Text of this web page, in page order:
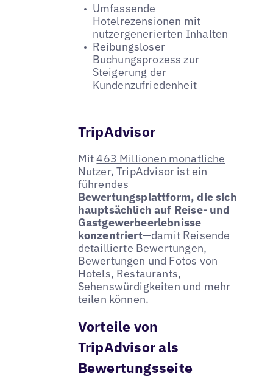
Umfassende
Hotelrezensionen mit
nutzergenerierten Inhalten
Reibungsloser
Buchungsprozess zur
Steigerung der
Kundenzufriedenheit
TripAdvisor
Mit463 Millionen monatliche
Nutzer, TripAdvisor ist ein
führendes
Bewertungsplattform, die sich
hauptsächlich auf Reise- und
Gastgewerbeerlebnisse
konzentriert—damit Reisende
detaillierte Bewertungen,
Bewertungen und Fotos von
Hotels, Restaurants,
Sehenswürdigkeiten und mehr
teilen können.
Vorteile von
TripAdvisor als
Bewertungsseite